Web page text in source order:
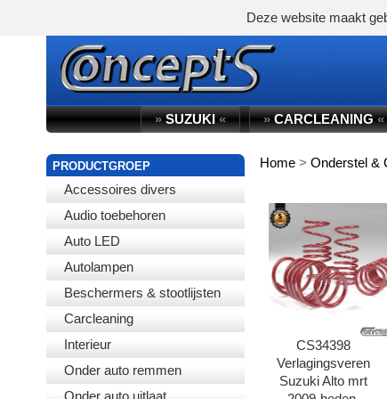
»SUZUKI« »CARCLEANING«
PRODUCTGROEP
Accessoires divers
Audio toebehoren
Auto LED
Autolampen
Beschermers & stootlijsten
Carcleaning
Interieur
Onder auto remmen
Onder auto uitlaat
Home >Onderstel &
CS34398
Verlagingsveren
Suzuki Alto mrt
WINKELWAGEN
Deze website maakt